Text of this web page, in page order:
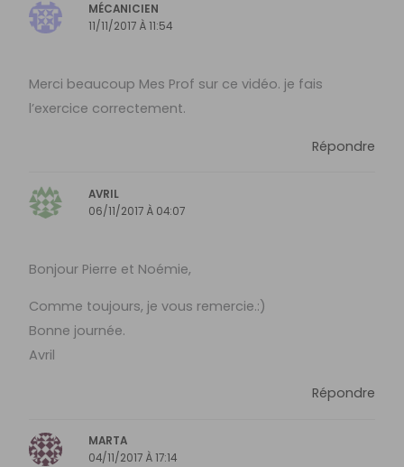
MÉCANICIEN
11/11/2017 À 11:54
Merci beaucoup Mes Prof sur ce vidéo. je fais
l’exercice correctement.
Répondre
AVRIL
06/11/2017 À 04:07
Bonjour Pierre et Noémie,
Comme toujours, je vous remercie.:)
Bonne journée.
Avril
Répondre
MARTA
04/11/2017 À 17:14